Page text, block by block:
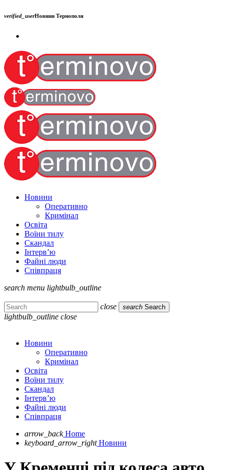
verified_userНовини Тернополя
Новини
Оперативно
Кримінал
Освіта
Воїни тилу
Скандал
Інтерв’ю
Файні люди
Співпраця
search menu lightbulb_outline
close search Search
lightbulb_outline close
Новини
Оперативно
Кримінал
Освіта
Воїни тилу
Скандал
Інтерв’ю
Файні люди
Співпраця
arrow_back Home
keyboard_arrow_right Новини